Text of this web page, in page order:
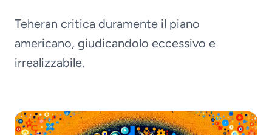
Teheran critica duramente il piano
americano, giudicandolo eccessivo e
irrealizzabile.